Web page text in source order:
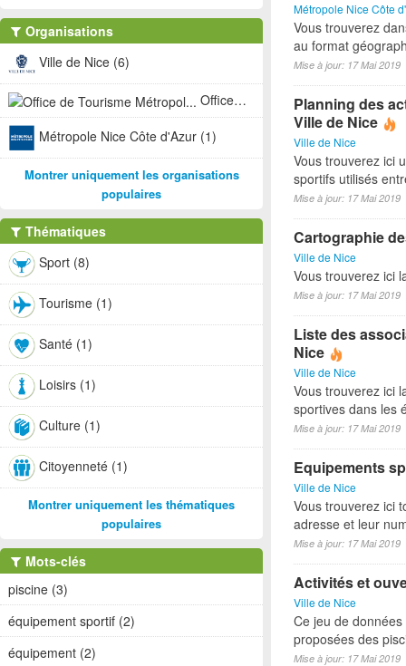
Métropole Nice Côte
Vous trouverez
au format
Mise à jour: 17 Mai 2019
Planning des
Ville de Nice
Ville de Nice
Vous trouverez ici
sportifs utilisés
Mise à jour: 17 Mai 2019
Cartographie
Ville de Nice
Vous trouverez ici
Mise à jour: 17 Mai 2019
Liste des
Nice
Ville de Nice
Vous trouverez ici
sportives dans les
Mise à jour: 17 Mai 2019
Equipements
Ville de Nice
Vous trouverez ici
adresse et leur
Mise à jour: 17 Mai 2019
Activités et
Ville de Nice
Ce jeu de
proposées des
Mise à jour: 17 Mai 2019
Organisations
Ville de Nice (6)
Office de Tourisme Métropol... (1)
Métropole Nice Côte d'Azur (1)
Montrer uniquement les organisations
populaires
Thématiques
Sport (8)
Tourisme (1)
Santé (1)
Loisirs (1)
Culture (1)
Citoyenneté (1)
Montrer uniquement les thématiques
populaires
Mots-clés
piscine (3)
équipement sportif (2)
équipement (2)